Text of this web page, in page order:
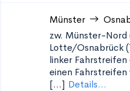
Münster
zw. Münster-Nord
Lotte/Osnabrück
linker
einen
[...] Details...